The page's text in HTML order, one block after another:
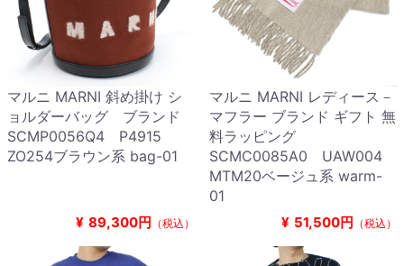
マルニ MARNI 斜め掛け シ
ョルダーバッグ ブランド
SCMP0056Q4 P4915
ZO254ブラウン系 bag-01
¥ 89,300円 （税込）
マルニ MARNI レディース－
マフラー ブランド ギフト 無
料ラッピング
SCMC0085A0 UAW004
MTM20ベージュ系 warm-
01
¥ 51,500円 （税込）